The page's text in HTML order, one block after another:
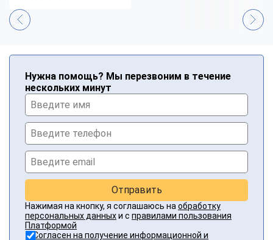
Нужна помощь? Мы перезвоним в течение
нескольких минут
Отправить
Нажимая на кнопку, я соглашаюсь на обработку
персональных данныхи с правилами пользования
Платформой
Согласен на получение информационной и